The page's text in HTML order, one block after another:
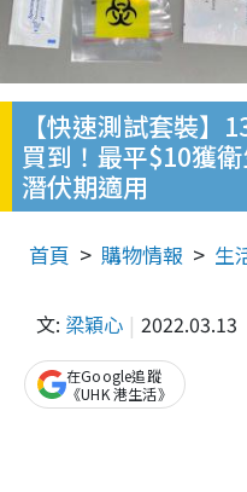
【快速測試套裝】
買到！最平$10獲
潛伏期適用
首頁 購物情報 生
文: 梁穎心 2022.03.13
在Google追蹤
《UHK 港生活》